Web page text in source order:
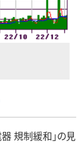
規制緩和」の見